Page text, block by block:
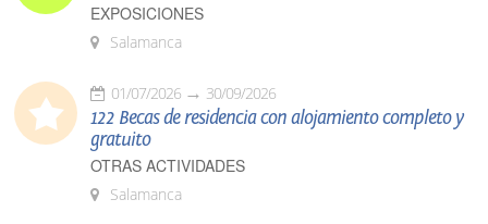
EXPOSICIONES
Salamanca
01/07/2026 30/09/2026
122 Becas de residencia con alojamiento completo y
gratuito
OTRAS ACTIVIDADES
Salamanca